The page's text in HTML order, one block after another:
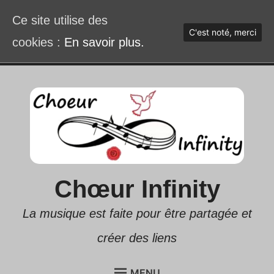
Chœur Infinity
La musique est faite pour être partagée et
créer des liens
Ce site utilise des
cookies : En savoir plus.
C'est noté, merci